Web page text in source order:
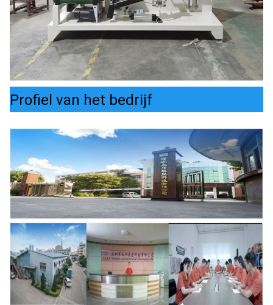
Profiel van het bedrijf